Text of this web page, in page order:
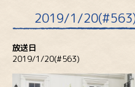
2019/1/20(#563)
放送日
2019/1/20(#563)